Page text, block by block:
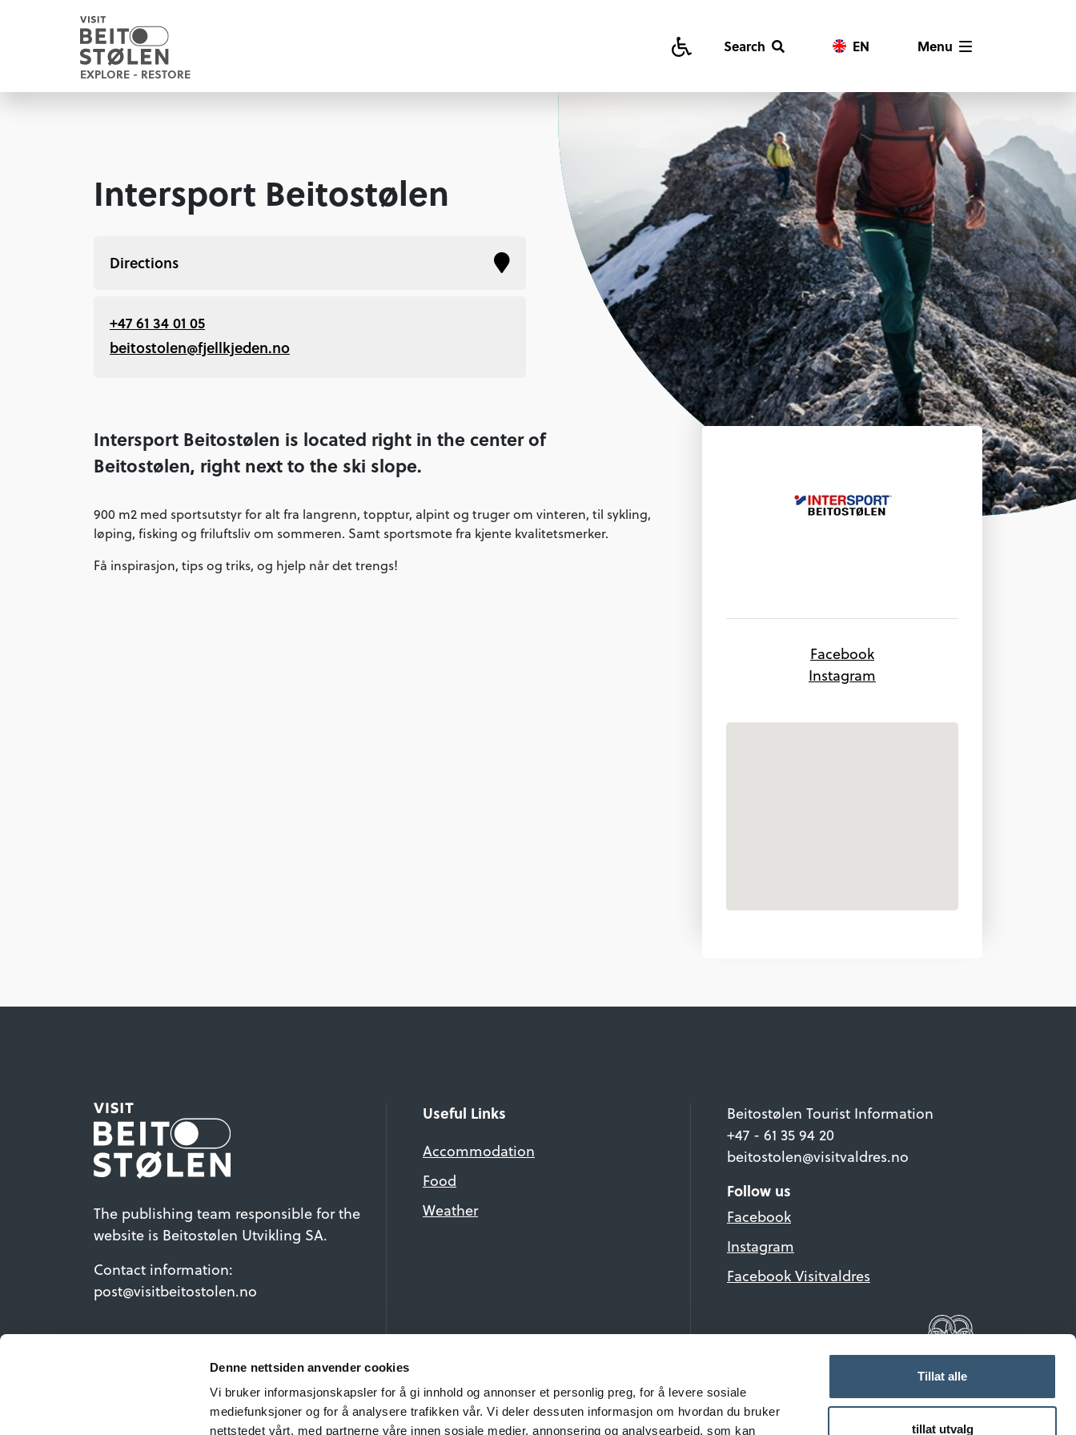
Denne nettsiden anvender cookies
Vi bruker informasjonskapsler for å gi innhold og annonser et personlig preg, for å levere sosiale
mediefunksjoner og for å analysere trafikken vår. Vi deler dessuten informasjon om hvordan du bruker
nettstedet vårt, med partnerne våre innen sosiale medier, annonsering og analysearbeid, som kan
Tillat alle
tillat utvalg
EXPLORE - RESTORE
Search EN Menu
Intersport Beitostølen
Directions
+47 61 34 01 05
beitostolen@fjellkjeden.no
Facebook
Instagram
Intersport Beitostølen is located right in the center of
Beitostølen, right next to the ski slope.
900 m2 med sportsutstyr for alt fra langrenn, topptur, alpint og truger om vinteren, til sykling,
løping, fisking og friluftsliv om sommeren. Samt sportsmote fra kjente kvalitetsmerker.
Få inspirasjon, tips og triks, og hjelp når det trengs!
The publishing team responsible for the
website is Beitostølen Utvikling SA.
Contact information:
post@visitbeitostolen.no
Useful Links
Accommodation
Food
Weather
Beitostølen Tourist Information
+47 - 61 35 94 20
beitostolen@visitvaldres.no
Follow us
Facebook
Instagram
Facebook Visitvaldres